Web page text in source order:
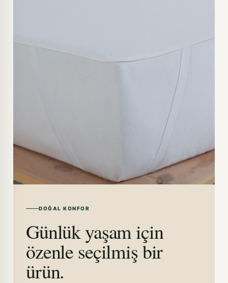
DOĞAL KONFOR
Günlük yaşam için
özenle seçilmiş bir
ürün.